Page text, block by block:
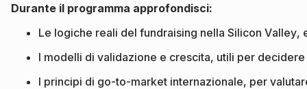
Durante il programma approfondisci:
Le logiche reali del fundraising nella Silicon
I modelli di validazione e crescita, utili per
I principi di go-to-market internazionale, per